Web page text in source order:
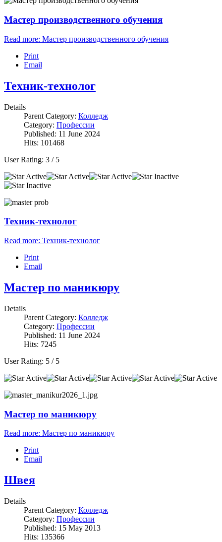
Мастер производственного обучения
Read more: Мастер производственного обучения
Print
Email
Техник-технолог
Details
Parent Category: Колледж
Category: Профессии
Published: 11 June 2024
Hits: 101468
User Rating: 3 / 5
Техник-технолог
Read more: Техник-технолог
Print
Email
Мастер по маникюру
Details
Parent Category: Колледж
Category: Профессии
Published: 11 June 2024
Hits: 7245
User Rating: 5 / 5
Мастер по маникюру
Read more: Мастер по маникюру
Print
Email
Швея
Details
Parent Category: Колледж
Category: Профессии
Published: 15 May 2013
Hits: 135366